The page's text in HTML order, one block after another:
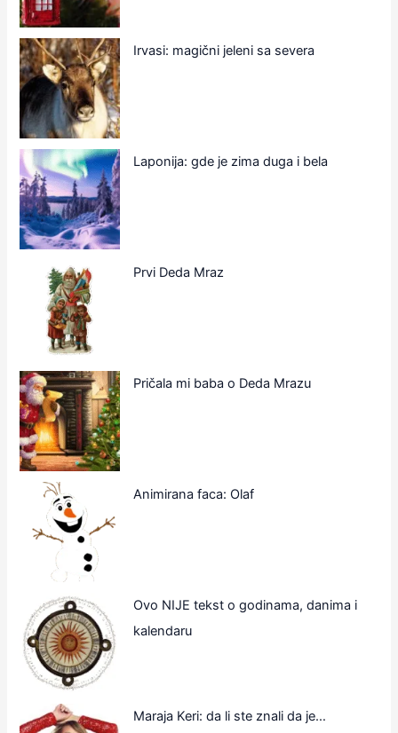
Irvasi: magični jeleni sa severa
Laponija: gde je zima duga i bela
Prvi Deda Mraz
Pričala mi baba o Deda Mrazu
Animirana faca: Olaf
Ovo NIJE tekst o godinama, danima i
kalendaru
Maraja Keri: da li ste znali da je…